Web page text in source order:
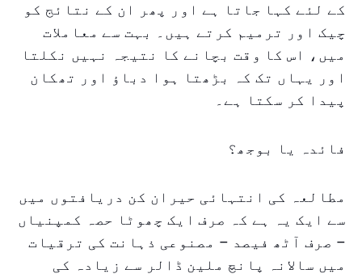
کے لئے کہا جاتا ہے اور پھر ان کے نتائج کو
چیک اور ترمیم کرتے ہیں۔ بہت سے معاملات
میں، اس کا وقت بچانے کا نتیجہ نہیں نکلتا
اور یہاں تک کہ بڑھتا ہوا دباؤ اور تھکان
پیدا کر سکتا ہے۔
فائدہ یا بوجھ؟
مطالعہ کی انتہائی حیران کن دریافتوں میں
سے ایک یہ ہے کہ صرف ایک چھوٹا حصہ کمپنیاں
– صرف آٹھ فیصد – مصنوعی ذہانت کی ترقیات
میں سالانہ پانچ ملین ڈالر سے زیادہ کی